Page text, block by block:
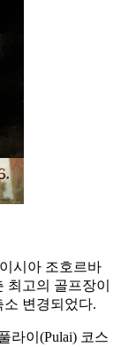
시아 조호르바
고의 골프장이
소 변경되었다.
라이(Pulai) 코스